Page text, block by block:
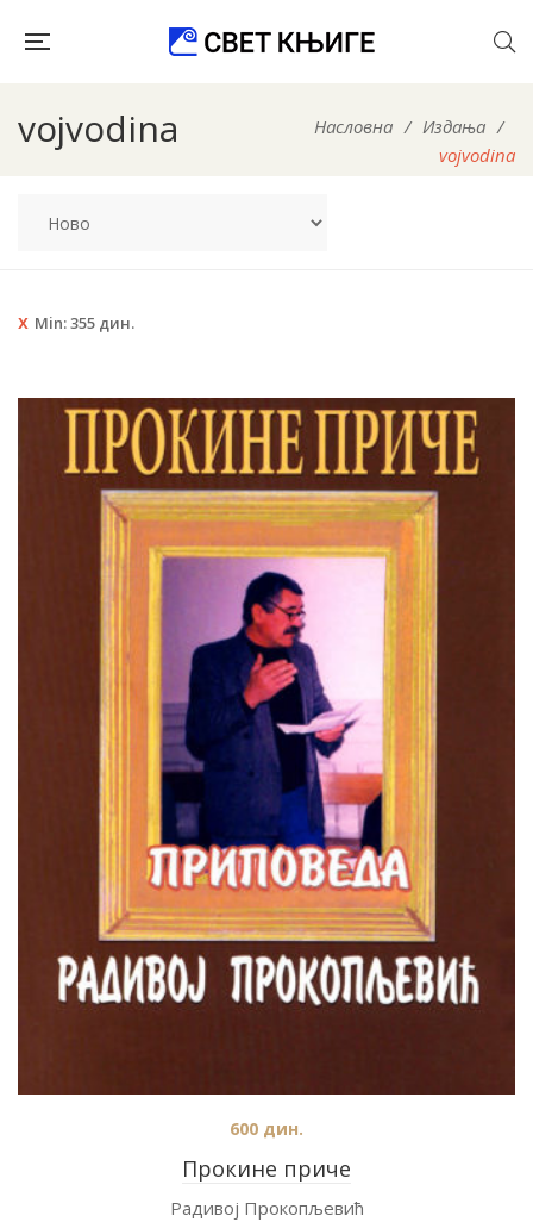
vojvodina Насловна / Издања /
vojvodina
Min:355 дин.
Прокине приче
600 дин.
Радивој Прокопљевић